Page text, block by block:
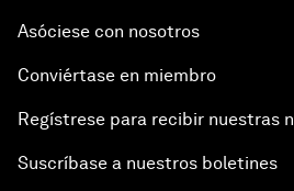
Asóciese con nosotros
Conviértase en miembro
Regístrese para recibir nuestras
Suscríbase a nuestros boletines